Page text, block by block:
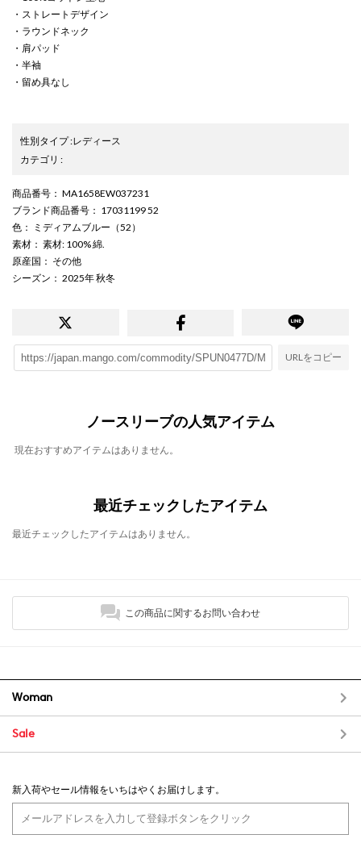
・ストレートデザイン
・ラウンドネック
・肩パッド
・半袖
・留め具なし
性別タイプ:レディース
カテゴリ :
商品番号 ： MA1658EW037231
ブランド商品番号 ： 17031199 52
色 ： ミディアムブルー（52）
素材 ： 素材: 100% 綿.
原産国 ： その他
シーズン ： 2025年 秋冬
URLをコピー
ノースリーブの人気アイテム
現在おすすめアイテムはありません。
最近チェックしたアイテム
最近チェックしたアイテムはありません。
この商品に関するお問い合わせ
Woman
Sale
新入荷やセール情報をいちはやくお届けします。